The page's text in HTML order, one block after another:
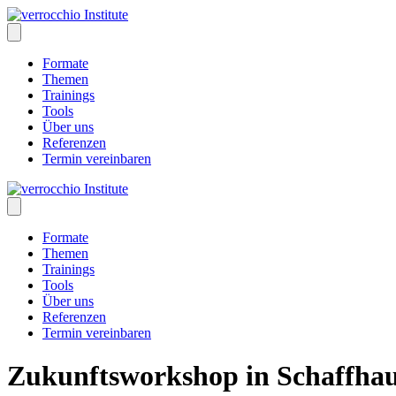
Skip
to
content
Formate
Themen
Trainings
Tools
Über uns
Referenzen
Termin vereinbaren
Formate
Themen
Trainings
Tools
Über uns
Referenzen
Termin vereinbaren
Zukunftsworkshop in